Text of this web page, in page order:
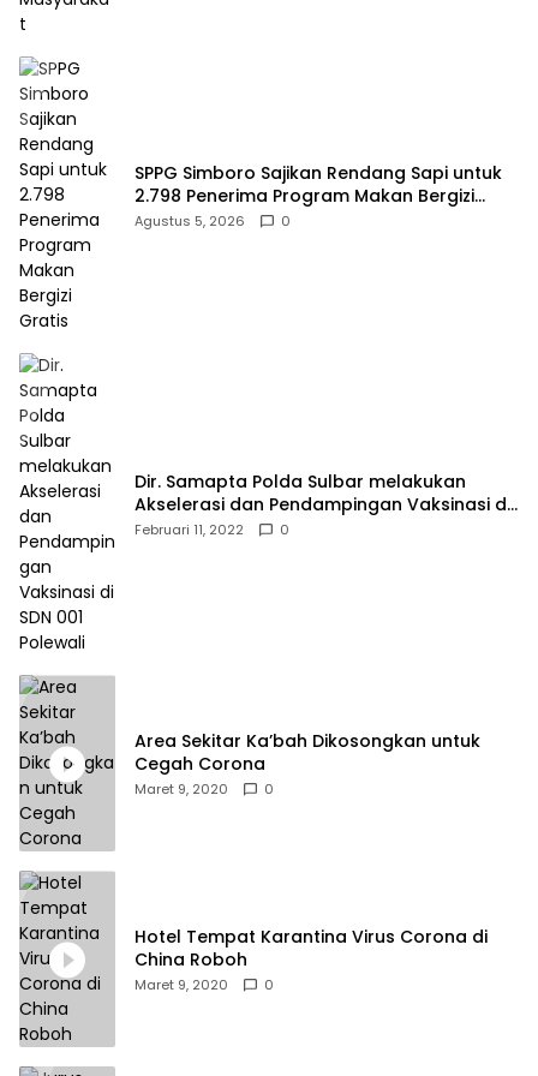
SPPG Simboro Sajikan Rendang Sapi untuk
2.798 Penerima Program Makan Bergizi
Gratis
Agustus 5, 2026 0
Dir. Samapta Polda Sulbar melakukan
Akselerasi dan Pendampingan Vaksinasi di
SDN 001 Polewali
Februari 11, 2022 0
Area Sekitar Ka’bah Dikosongkan untuk
Cegah Corona
Maret 9, 2020 0
Hotel Tempat Karantina Virus Corona di
China Roboh
Maret 9, 2020 0